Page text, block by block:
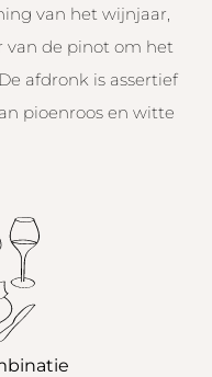
van het wijnjaar,
van de pinot om het
afdronk is assertief
pioenroos en witte